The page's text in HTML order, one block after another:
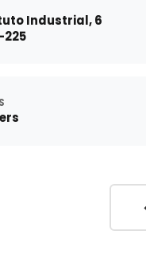
Industrial, 6
225